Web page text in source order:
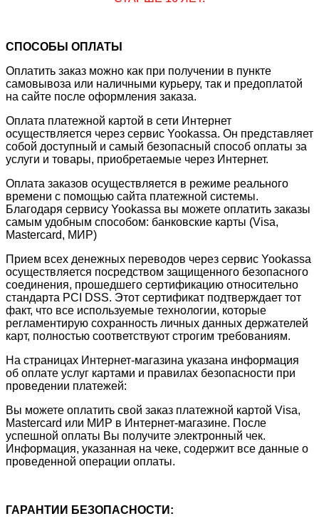
СПОСОБЫ ОПЛАТЫ
Оплатить заказ можно как при получении в пункте
самовывоза или наличными курьеру, так и предоплатой
на сайте после оформления заказа.
Оплата платежной картой в сети Интернет
осуществляется через сервис Yookassa. Он представляет
собой доступный и самый безопасный способ оплаты за
услуги и товары, приобретаемые через Интернет.
Оплата заказов осуществляется в режиме реального
времени с помощью сайта платежной системы.
Благодаря сервису Yookassa вы можете оплатить заказы
самым удобным способом: банковские карты (Visa,
Mastercard, МИР)
Прием всех денежных переводов через сервис Yookassa
осуществляется посредством защищенного безопасного
соединения, прошедшего сертификацию относительно
стандарта PCI DSS. Этот сертификат подтверждает тот
факт, что все используемые технологии, которые
регламентирую сохранность личных данных держателей
карт, полностью соответствуют строгим требованиям.
На страницах Интернет-магазина указана информация
об оплате услуг картами и правилах безопасности при
проведении платежей:
Вы можете оплатить свой заказ платежной картой Visa,
Mastercard или МИР в Интернет-магазине. После
успешной оплаты Вы получите электронный чек.
Информация, указанная на чеке, содержит все данные о
проведенной операции оплаты.
ГАРАНТИИ БЕЗОПАСНОСТИ: